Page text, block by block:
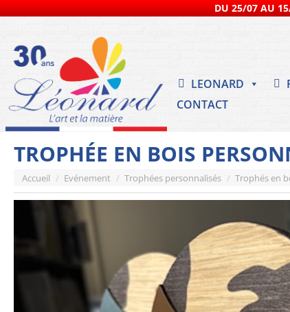
DU 25/07 AU
LEONARD
CONTACT
TROPHÉE EN BOIS
Vous êtes ici :
Accueil Evénement Trophées personnalisés Trophés en